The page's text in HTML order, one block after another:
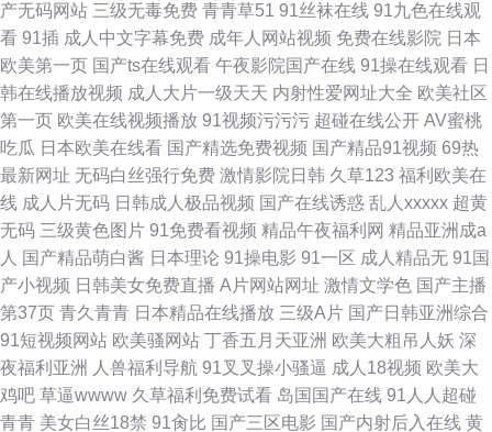
产无码网站 三级无毒免费 青青草51 91丝袜在线 91九色在线观
看 91插 成人中文字幕免费 成年人网站视频 免费在线影院 日本
欧美第一页 国产ts在线观看 午夜影院国产在线 91操在线观看 日
韩在线播放视频 成人大片一级天天 内射性爱网址大全 欧美社区
第一页 欧美在线视频播放 91视频污污污 超碰在线公开 AV蜜桃
吃瓜 日本欧美在线看 国产精选免费视频 国产精品91视频 69热
最新网址 无码白丝强行免费 激情影院日韩 久草123 福利欧美在
线 成人片无码 日韩成人极品视频 国产在线诱惑 乱人xxxxx 超黄
无码 三级黄色图片 91免费看视频 精品午夜福利网 精品亚洲成a
人 国产精品萌白酱 日本理论 91操电影 91一区 成人精品无 91国
产小视频 日韩美女免费直播 A片网站网址 激情文学色 国产主播
第37页 青久青青 日本精品在线播放 三级A片 国产日韩亚洲综合
91短视频网站 欧美骚网站 丁香五月天亚洲 欧美大粗吊人妖 深
夜福利亚洲
人兽福利导航 91叉叉操小骚逼 成人18视频 欧美大
鸡吧 草逼wwww 久草福利免费试看 岛国国产在线 91人人超碰
青青 美女白丝18禁 91肏比 国产三区电影 国产内射后入在线 黄